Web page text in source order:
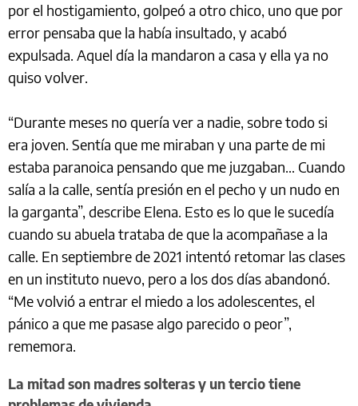
por el hostigamiento, golpeó a otro chico, uno que por
error pensaba que la había insultado, y acabó
expulsada. Aquel día la mandaron a casa y ella ya no
quiso volver.
“Durante meses no quería ver a nadie, sobre todo si
era joven. Sentía que me miraban y una parte de mi
estaba paranoica pensando que me juzgaban… Cuando
salía a la calle, sentía presión en el pecho y un nudo en
la garganta”, describe Elena. Esto es lo que le sucedía
cuando su abuela trataba de que la acompañase a la
calle. En septiembre de 2021 intentó retomar las clases
en un instituto nuevo, pero a los dos días abandonó.
“Me volvió a entrar el miedo a los adolescentes, el
pánico a que me pasase algo parecido o peor”,
rememora.
La mitad son madres solteras y un tercio tiene